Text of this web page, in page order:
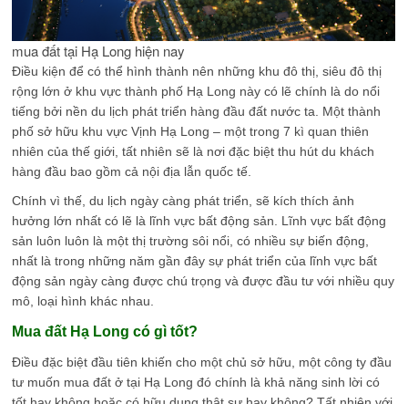
mua đất tại Hạ Long hiện nay
Điều kiện để có thể hình thành nên những khu đô thị, siêu đô thị
rộng lớn ở khu vực thành phố Hạ Long này có lẽ chính là do nổi
tiếng bởi nền du lịch phát triển hàng đầu đất nước ta. Một thành
phố sở hữu khu vực Vịnh Hạ Long – một trong 7 kì quan thiên
nhiên của thế giới, tất nhiên sẽ là nơi đặc biệt thu hút du khách
hàng đầu bao gồm cả nội địa lẫn quốc tế.
Chính vì thế, du lịch ngày càng phát triển, sẽ kích thích ảnh
hưởng lớn nhất có lẽ là lĩnh vực bất động sản. Lĩnh vực bất động
sản luôn luôn là một thị trường sôi nổi, có nhiều sự biến động,
nhất là trong những năm gần đây sự phát triển của lĩnh vực bất
động sản ngày càng được chú trọng và được đầu tư với nhiều quy
mô, loại hình khác nhau.
Mua đất Hạ Long có gì tốt?
Điều đặc biệt đầu tiên khiến cho một chủ sở hữu, một công ty đầu
tư muốn mua đất ở tại Hạ Long đó chính là khả năng sinh lời có